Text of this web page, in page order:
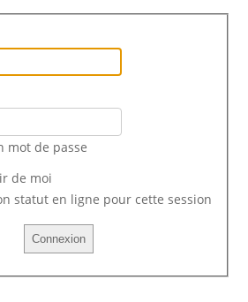
mot de passe
de moi
statut en ligne pour cette session